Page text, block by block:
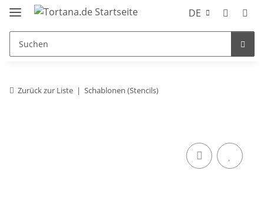
DE
Zurück zur Liste Schablonen (Stencils)